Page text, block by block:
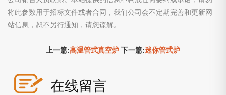
将此参数用于招标文件或者合同，我们公司会不定期完善和更新网
站信息，恕不另行通知，请您谅解。
上一篇:高温管式真空炉 下一篇:迷你管式炉
在线留言